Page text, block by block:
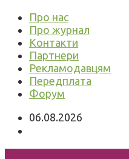
Про нас
Про журнал
Контакти
Партнери
Рекламодавцям
Передплата
Форум
06.08.2026